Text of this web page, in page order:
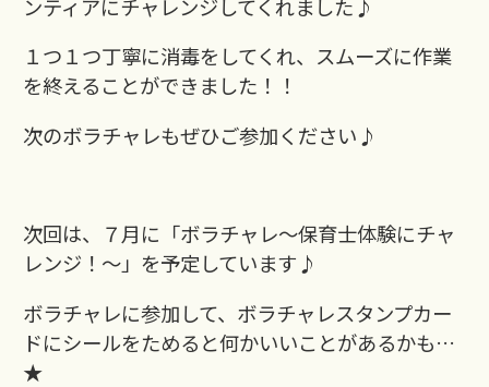
ンティアにチャレンジしてくれました♪
１つ１つ丁寧に消毒をしてくれ、スムーズに作業
を終えることができました！！
次のボラチャレもぜひご参加ください♪
次回は、７月に「ボラチャレ～保育士体験にチャ
レンジ！～」を予定しています♪
ボラチャレに参加して、ボラチャレスタンプカー
ドにシールをためると何かいいことがあるかも…
★